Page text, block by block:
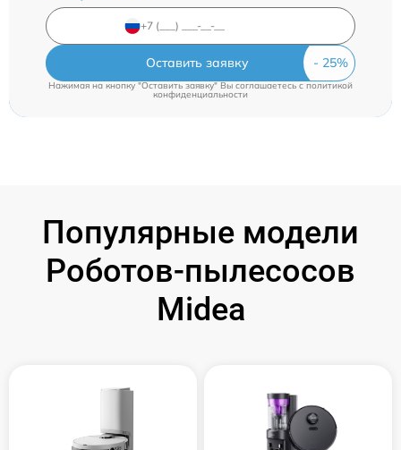
Оставить заявку
Нажимая на кнопку "Оставить заявку" Вы соглашаетесь cполитикой
конфиденциальности
Популярные модели
Роботов-пылесосов
Midea